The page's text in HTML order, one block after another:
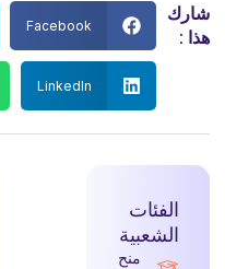
شارك
هذا :
Facebook
LinkedIn
الفئات
الشعبية
منح